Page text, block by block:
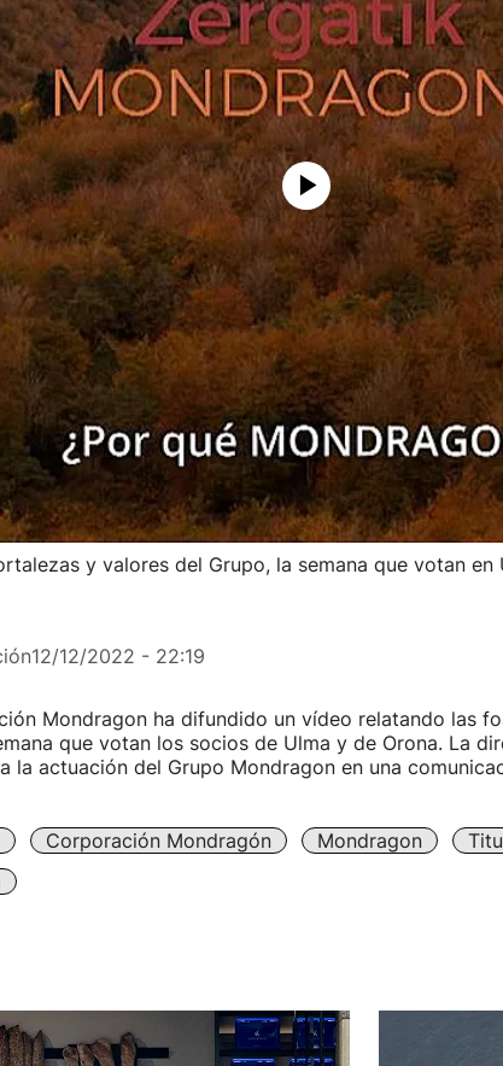
y valores del Grupo, la semana que votan en
12/12/2022 - 22:19
Mondragon ha difundido un vídeo relatando las
que votan los socios de Ulma y de Orona. La
la actuación del Grupo Mondragon en una
Corporación Mondragón Mondragon